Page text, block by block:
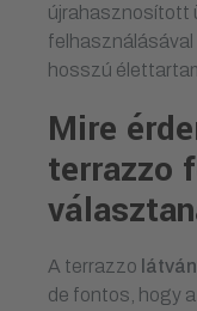
újrahasznosított
felhasználásával
hosszú
Mire
terrazzo
A terrazzo
de fontos, hogy